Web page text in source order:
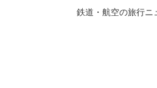
鉄道・航空の旅行ニ